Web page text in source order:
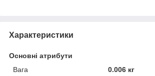
Характеристики
Основні атрибути
Вага
0.006 кг